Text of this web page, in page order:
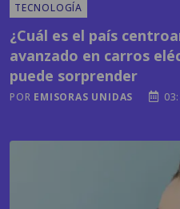
TECNOLOGÍA
¿Cuál es el país
avanzado en carros
puede sorprender
POR EMISORAS UNIDAS